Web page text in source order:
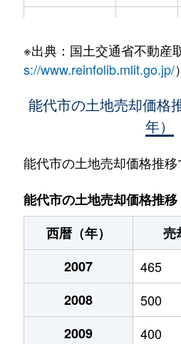
中和
50万円
290万円
二ツ井町
160万円
二ツ井町
73万円
松美町
990万円
（大字なし）
130万円
（大字なし）
250万円
（大字なし）
470万円
※出典：国土交通省不動産
s://www.reinfolib.mlit.go.jp/
能代市の土地売却価格
年）
能代市の土地売却価格推移
能代市の土地売却価格推移
西暦（年）
売
2007
465
2008
500
2009
400